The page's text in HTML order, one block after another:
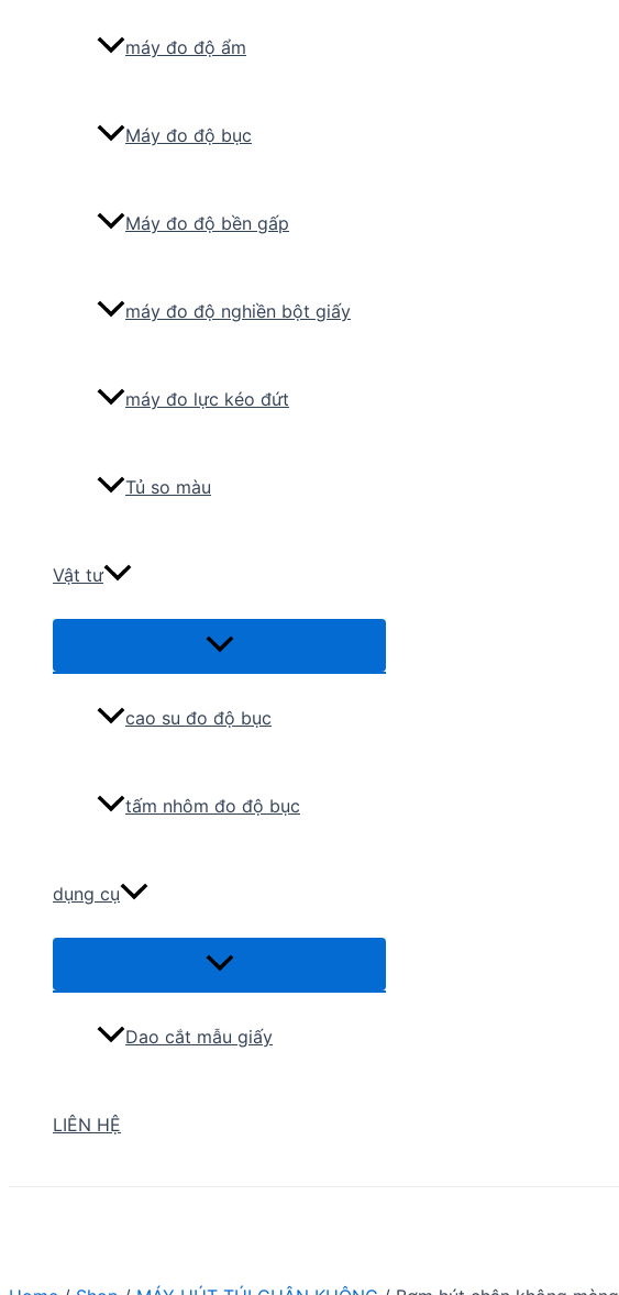
máy đo độ ẩm
Máy đo độ bục
Máy đo độ bền gấp
máy đo độ nghiền bột giấy
máy đo lực kéo đứt
Tủ so màu
Vật tư
Menu
cao su đo độ bục
tấm nhôm đo độ bục
dụng cụ
Menu
Dao cắt mẫu giấy
LIÊN HỆ